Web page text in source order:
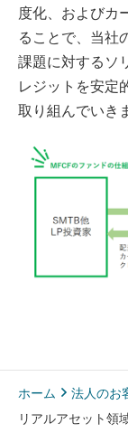
度化、およびカ
ることで、当社
課題に対するソ
レジットを安定
取り組んでいき
ホーム
法人のお
リアルアセット領